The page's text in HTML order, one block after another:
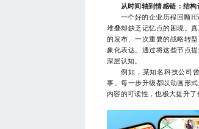
从时间轴到情感链：结
一个好的企业历程回顾H5
堆叠却缺乏记忆点的困境。
的发布、一次重要的战略转
象化表达。通过将这些节点
深层认知。
例如，某知名科技公司曾
事。每一步升级都以动画形
内容的可读性，也极大提升了